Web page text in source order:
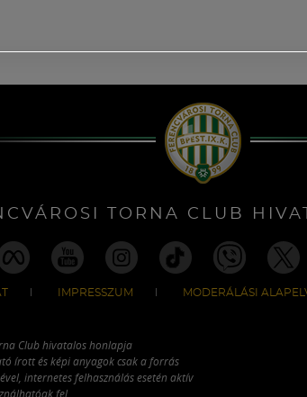
TORNA CLUB
IMPRESSZUM MODERÁLÁSI
Club hivatalos honlapja
írott és képi anyagok csak a forrás
internetes felhasználás esetén aktív
fel.